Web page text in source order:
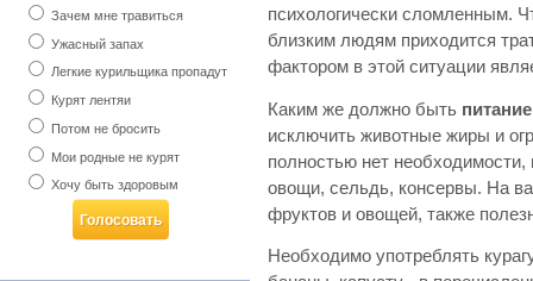
психологически сломленным.
близким людям приходится
фактором в этой ситуации
Каким же должно быть
исключить животные жиры и
полностью нет
овощи, сельдь, консервы. На
фруктов и овощей, также
Необходимо употреблять
Зачем мне травиться
Ужасный запах
Легкие курильщика пропадут
Курят лентяи
Потом не бросить
Мои родные не курят
Хочу быть здоровым